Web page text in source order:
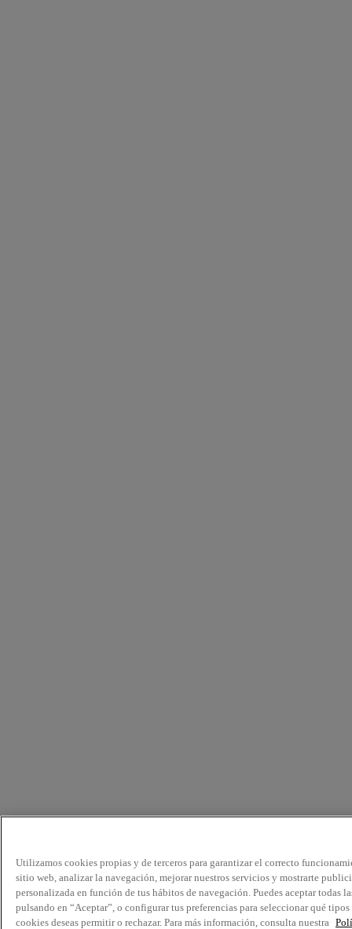
Utilizamos cookies propias y de terceros para garantizar el correcto
sitio web, analizar la navegación, mejorar nuestros servicios y mostrarte
personalizada en función de tus hábitos de navegación. Puedes aceptar todas
pulsando en “Aceptar”, o configurar tus preferencias para seleccionar qué tipos
cookies deseas permitir o rechazar. Para más información, consulta nuestra